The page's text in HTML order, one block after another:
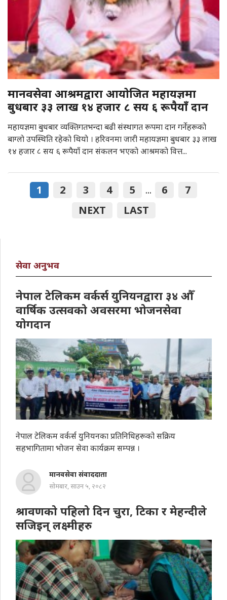
मानवसेवा आश्रमद्वारा आयाेजित महायज्ञमा
बुधबार ३३ लाख १४ हजार ८ सय ६ रूपैयाँ दान
महायज्ञमा बुधबार व्यक्तिगतभन्दा बढी संस्थागत रूपमा दान गर्नेहरूकाे
बाग्लाे उपस्थिति रहेकाे थियाे । हरिवनमा जारी महायज्ञमा बुधबार ३३ लाख
१४ हजार ८ सय ६ रूपैयाँ दान संकलन भएकाे आश्रमकाे वित्त...
1 2 3 4 5 ... 6
7
NEXT
LAST
सेवा अनुभव
नेपाल टेलिकम वर्कर्स युनियनद्वारा ३४ औँ
वार्षिक उत्सवको अवसरमा भोजनसेवा
योगदान
नेपाल टेलिकम वर्कर्स युनियनका प्रतिनिधिहरूको सक्रिय
सहभागितामा भोजन सेवा कार्यक्रम सम्पन्न ।
मानवसेवा संवाददाता
सोमबार, साउन ५, २०८२
श्रावणको पहिलो दिन चुरा, टिका र मेहन्दीले
सजिइन् लक्ष्मीहरु